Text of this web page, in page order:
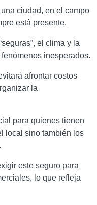
ciudad, en el campo
está presente.
el clima y la
inesperados.
afrontar costos
la
para quienes tienen
local sino también los
este seguro para
lo que refleja